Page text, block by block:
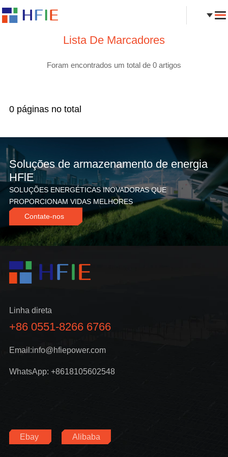
Lista De Marcadores
Foram encontrados um total de 0 artigos
0 páginas no total
Soluções de armazenamento de energia
HFlE
SOLUÇÕES ENERGÉTICAS INOVADORAS QUE
PROPORCIONAM VIDAS MELHORES
Contate-nos
Linha direta
+86 0551-8266 6766
Email:info@hfiepower.com
WhatsApp: +8618105602548
Ebay Alibaba